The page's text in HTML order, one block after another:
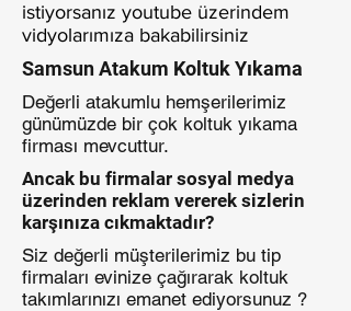
istiyorsanız youtube üzerindem
vidyolarımıza bakabilirsiniz
Samsun Atakum Koltuk Yıkama
Değerli atakumlu hemşerilerimiz
günümüzde bir çok koltuk yıkama
firması mevcuttur.
Ancak bu firmalar sosyal medya
üzerinden reklam vererek sizlerin
karşınıza cıkmaktadır?
Siz değerli müşterilerimiz bu tip
firmaları evinize çağırarak koltuk
takımlarınızı emanet ediyorsunuz ?